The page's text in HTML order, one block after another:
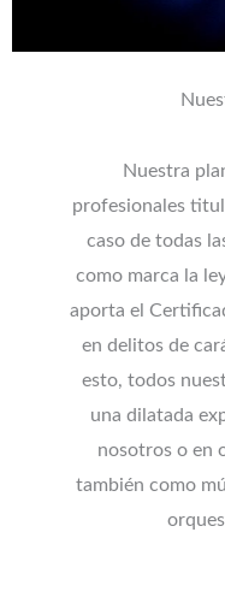
Nuestra
profesionales
caso de todas
como marca la
aporta el
en delitos de
esto, todos
una dilatada
nosotros o en
también como